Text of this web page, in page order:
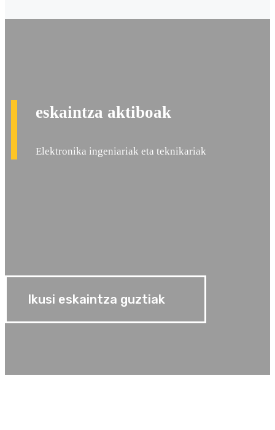
eskaintza aktiboak
Elektronika ingeniariak eta teknikariak
Ikusi eskaintza guztiak